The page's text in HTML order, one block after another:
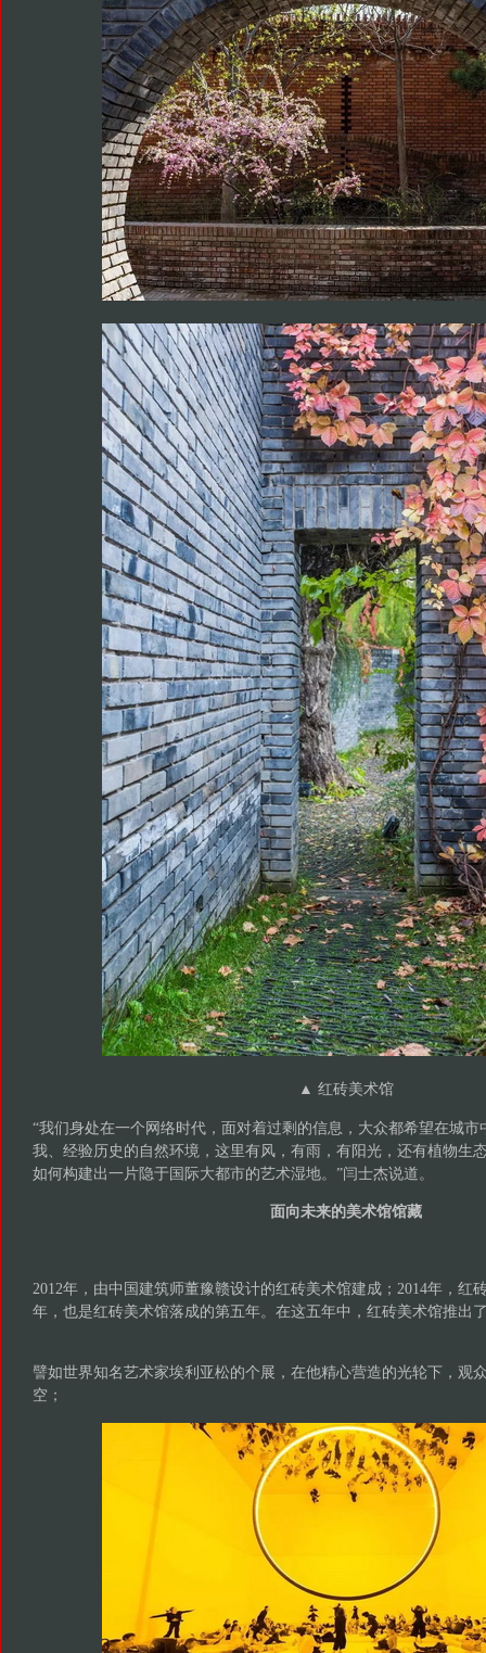
▲ 红砖美术馆
“我们身处在一个网络时代，面对着过剩的信息，大众都希望在城市
我、经验历史的自然环境，这里有风，有雨，有阳光，还有植物生
如何构建出一片隐于国际大都市的艺术湿地。”闫士杰说道。
面向未来的美术馆馆藏
2012年，由中国建筑师董豫赣设计的红砖美术馆建成；2014年，红
年，也是红砖美术馆落成的第五年。在这五年中，红砖美术馆推出
譬如世界知名艺术家埃利亚松的个展，在他精心营造的光轮下，观
空；